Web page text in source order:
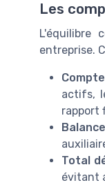
Les
L'équilibre
entreprise.
actifs,
rapport
Total
évitant